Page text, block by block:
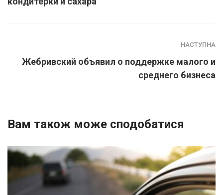
НАСТУПНА
Жебривский объявил о поддержке малого и
среднего бизнеса
Вам також може сподобатися